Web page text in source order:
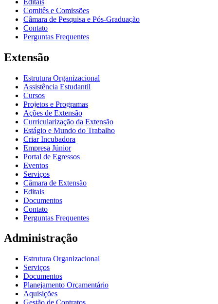
Comitês e Comissões
Câmara de Pesquisa e Pós-Graduação
Contato
Perguntas Frequentes
Extensão
Estrutura Organizacional
Assistência Estudantil
Cursos
Projetos e Programas
Ações de Extensão
Curricularização da Extensão
Estágio e Mundo do Trabalho
Criar Incubadora
Empresa Júnior
Portal de Egressos
Eventos
Serviços
Câmara de Extensão
Editais
Documentos
Contato
Perguntas Frequentes
Administração
Estrutura Organizacional
Serviços
Documentos
Planejamento Orçamentário
Aquisições